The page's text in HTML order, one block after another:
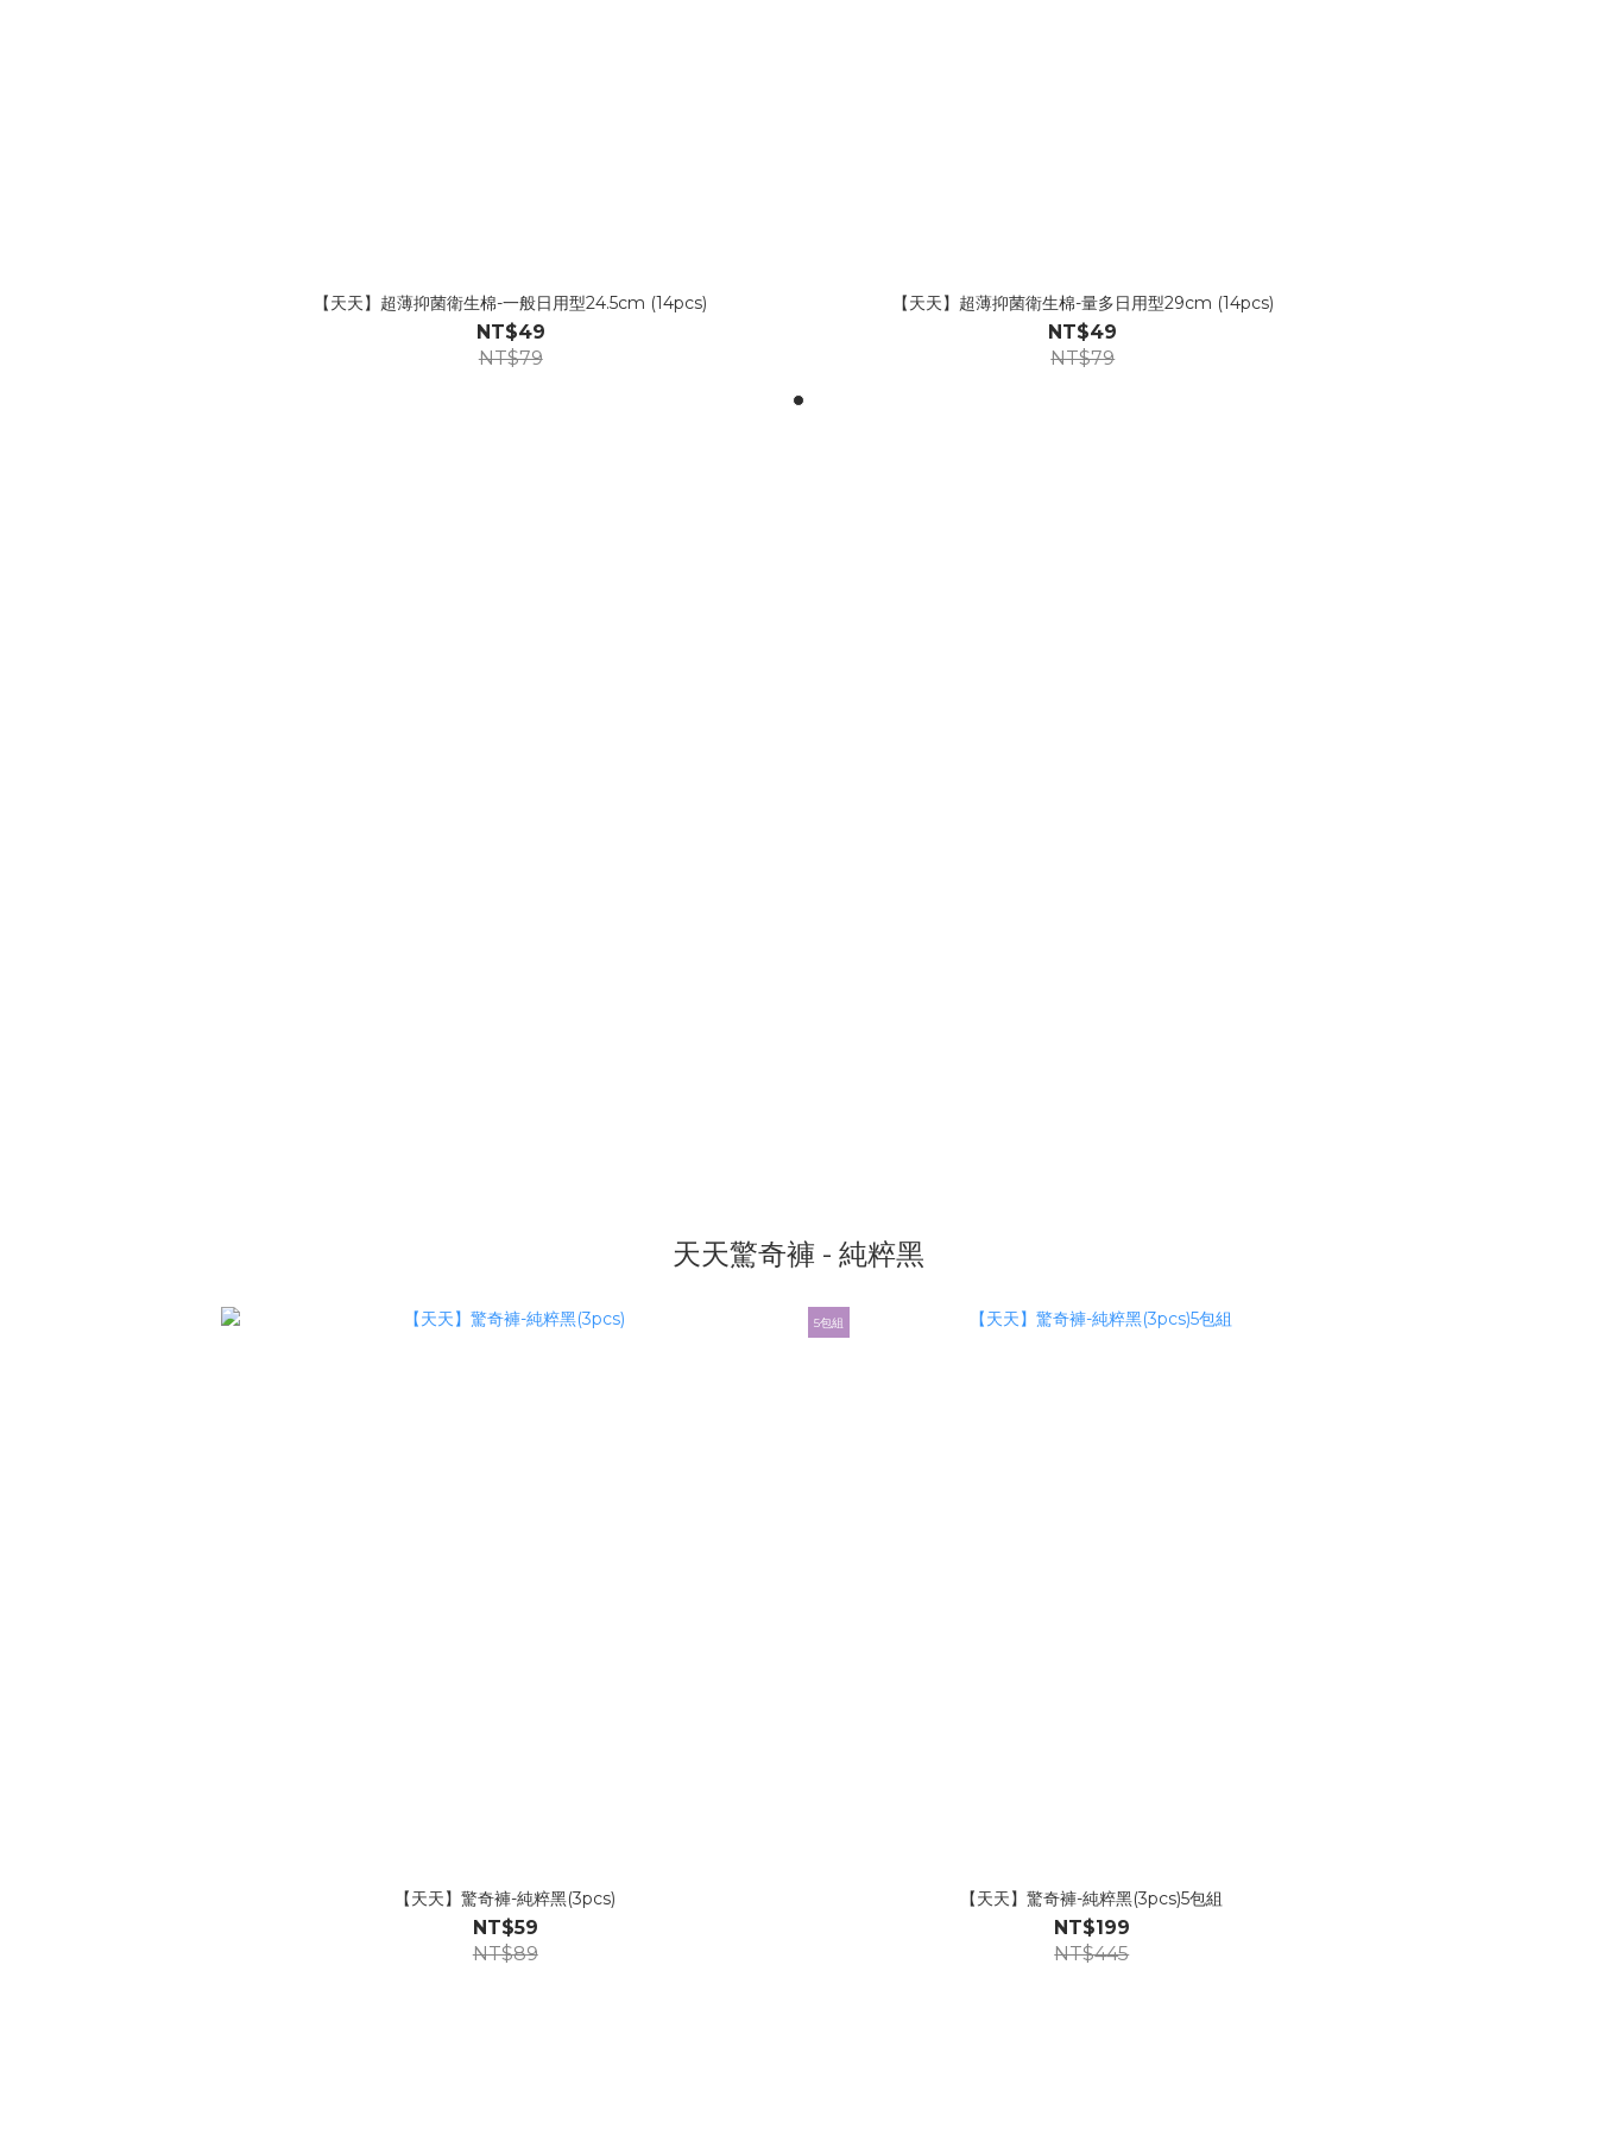
【天天】超薄抑菌衛生棉-一般日用型24.5cm (14pcs)
NT$49
NT$79
【天天】超薄抑菌衛生棉-量多日用型29cm (14pcs)
NT$49
NT$79
天天驚奇褲 - 純粹黑
【天天】驚奇褲-純粹黑(3pcs)
NT$59
NT$89
5包組
【天天】驚奇褲-純粹黑(3pcs)5包組
NT$199
NT$445